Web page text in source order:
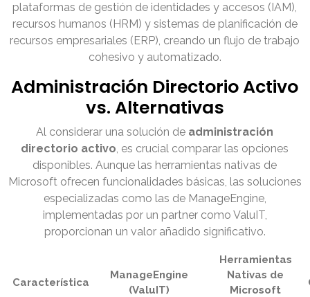
plataformas de gestión de identidades y accesos (IAM),
recursos humanos (HRM) y sistemas de planificación de
recursos empresariales (ERP), creando un flujo de trabajo
cohesivo y automatizado.
Administración Directorio Activo
vs. Alternativas
Al considerar una solución de administración
directorio activo, es crucial comparar las opciones
disponibles. Aunque las herramientas nativas de
Microsoft ofrecen funcionalidades básicas, las soluciones
especializadas como las de ManageEngine,
implementadas por un partner como ValuIT,
proporcionan un valor añadido significativo.
Característica
ManageEngine
(ValuIT)
Herramientas
Nativas de
Microsoft